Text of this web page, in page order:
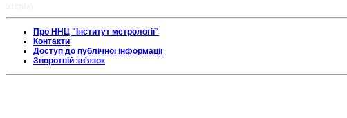
Про ННЦ "Інститут метрології"
Контакти
Доступ до публічної інформації
Зворотній зв'язок